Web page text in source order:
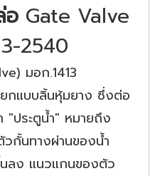
อGate Valve
2540
มอก.1413
กแบบลิ้นหุ้มยาง ซึ่งต่อ
"ประตูน้ำ" หมายถึง
วกั้นทางผ่านของน้ำ
ลง แนวแกนของตัว